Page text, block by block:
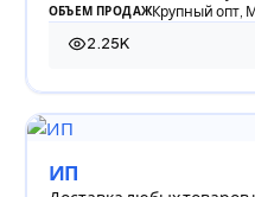
ОБЪЕМ ПРОДАЖКрупный опт,
2.25K
2 248 просмотров
ИП